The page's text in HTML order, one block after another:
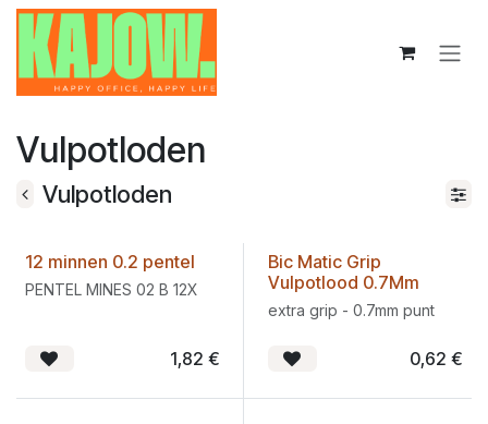
Overslaan naar inhoud
Vulpotloden
Vulpotloden
12 minnen 0.2 pentel
PENTEL MINES 02 B 12X
1,82 €
Bic Matic Grip
Vulpotlood 0.7Mm
extra grip - 0.7mm punt
0,62 €